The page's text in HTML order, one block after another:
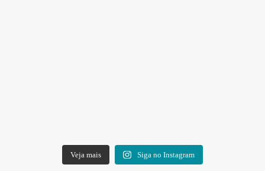
Veja mais Siga no Instagram